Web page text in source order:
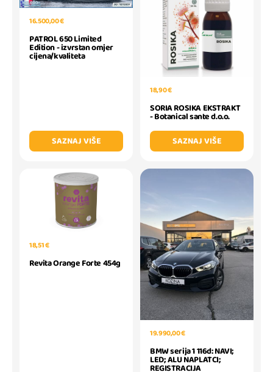
16.500,00 €
PATROL 650 Limited
Edition - izvrstan omjer
cijena/kvaliteta
SAZNAJ VIŠE
18,90 €
SORIA ROSIKA EKSTRAKT
- Botanical sante d.o.o.
SAZNAJ VIŠE
18,51 €
Revita Orange Forte 454g
19.990,00 €
BMW serija 1 116d: NAVI;
LED; ALU NAPLATCI;
REGISTRACIJA